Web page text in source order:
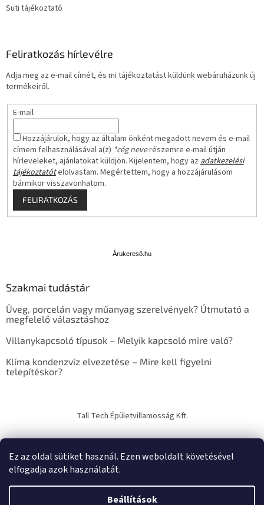
Ez az oldal sütiket használ. Ezen weboldalt követésével
elfogadja azok használatát.
Beállítások
Süti tájékoztató
Feliratkozás hírlevélre
Adja meg az e-mail címét, és mi tájékoztatást küldünk webáruházunk új
termékeiről.
E-mail
Hozzájárulok, hogy az általam önként megadott nevem és e-mail
címem felhasználásával a(z) *cég neverészemre e-mail útján
hírleveleket, ajánlatokat küldjön. Kijelentem, hogy az adatkezelési
tájékoztatótelolvastam. Megértettem, hogy a hozzájárulásom
bármikor visszavonhatom.
FELIRATKOZÁS
s
ő
Árukereső.hu
Szakmai tudástár
Üveg, porcelán vagy műanyag szerelvények? Útmutató a
megfelelő választáshoz
Villanykapcsoló típusok – Melyik kapcsoló mire való?
Klíma kondenzvíz elvezetése – Mire kell figyelni
telepítéskor?
Tall Tech Épületvillamosság Kft.